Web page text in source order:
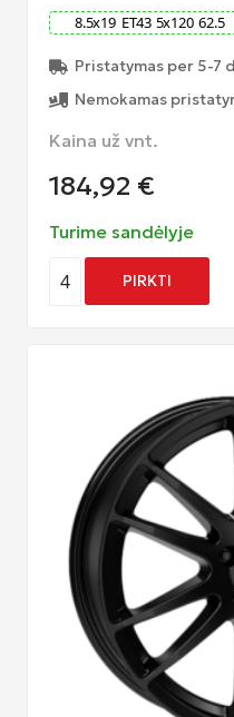
8.5x19 ET43 5x120 62.5
Pristatymas per 5-7
Nemokamas
Kaina už vnt.
184,92 €
Turime sandėlyje
4 PIRKTI